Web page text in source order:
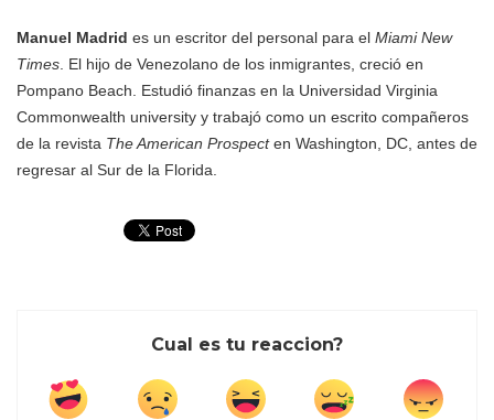
Manuel Madrid es un escritor del personal para el Miami New
Times . El hijo de Venezolano de los inmigrantes, creció en
Pompano Beach. Estudió finanzas en la Universidad Virginia
Commonwealth university y trabajó como un escrito compañeros
de la revista The American Prospecten Washington, DC, antes de
regresar al Sur de la Florida.
Cual es tu reaccion?